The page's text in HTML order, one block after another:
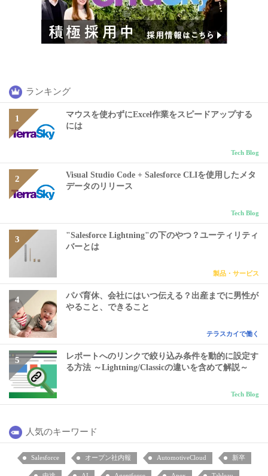
ランキング
マウスを使わずにExcel作業をスピードアップする
には
Tech Blog
Visual Studio Code + Salesforce CLIを使用したメタ
データのリリース
Tech Blog
"Salesforce Lightning"の下のやつ？ユーティリティ
バーとは
製品・サービス
パパ育休、会社にはいつ伝える？出産までに男性が
やること、できること
テラスカイで働く
レポートへのリンクで絞り込み条件を動的に設定す
る方法 ～Lightning/Classicの違いを含めて解説～
Tech Blog
人気のキーワード
Salesforce オープン社内報 AutomotiveCloud 新卒